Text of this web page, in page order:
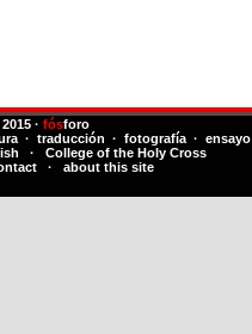
· fósforo
· traducción · fotografía · ensayo
· College of the Holy Cross
· about this site